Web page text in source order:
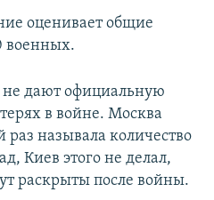
оценивает общие
военных.
не дают официальную
в войне. Москва
называла количество
Киев этого не делал,
раскрыты после войны.